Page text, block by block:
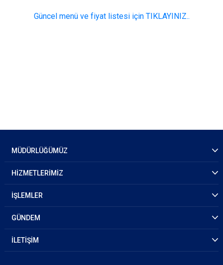
Güncel menü ve fiyat listesi için TIKLAYINIZ..
MÜDÜRLÜĞÜMÜZ
HİZMETLERİMİZ
İŞLEMLER
GÜNDEM
İLETİŞİM